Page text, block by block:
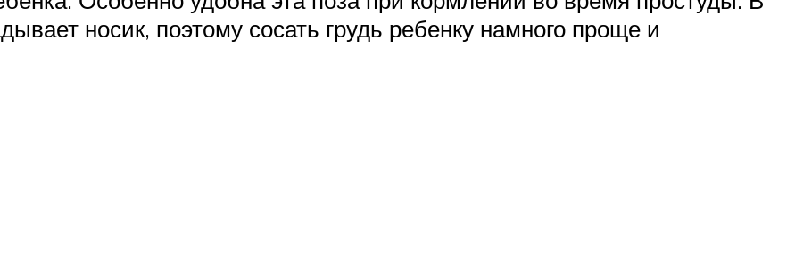
носик, поэтому сосать грудь ребенку намного проще и